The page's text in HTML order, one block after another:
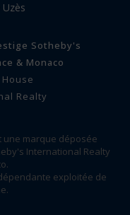
Sotheby's
& Monaco
Realty
marque déposée
International Realty
exploitée de